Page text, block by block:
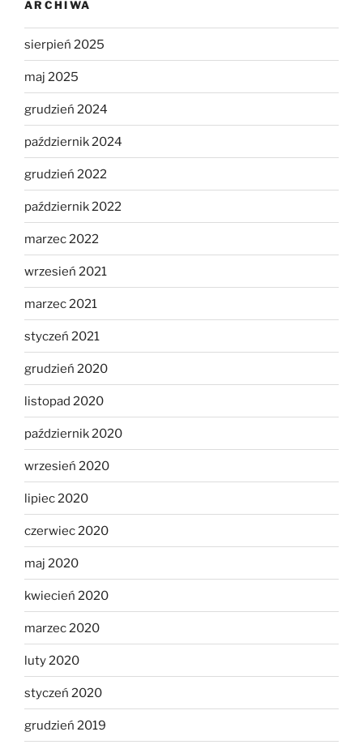
ARCHIWA
sierpień 2025
maj 2025
grudzień 2024
październik 2024
grudzień 2022
październik 2022
marzec 2022
wrzesień 2021
marzec 2021
styczeń 2021
grudzień 2020
listopad 2020
październik 2020
wrzesień 2020
lipiec 2020
czerwiec 2020
maj 2020
kwiecień 2020
marzec 2020
luty 2020
styczeń 2020
grudzień 2019